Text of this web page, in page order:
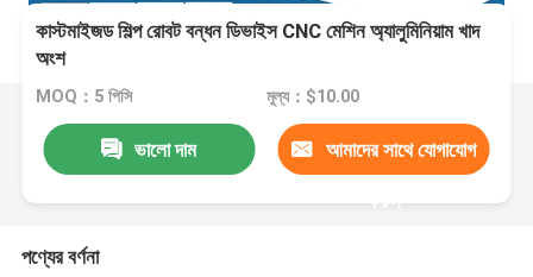
কাস্টমাইজড শিল্প রোবট বন্ধন ডিভাইস CNC মেশিন অ্যালুমিনিয়াম খাদ
অংশ
MOQ：5 পিসি মূল্য：$10.00
ভালো দাম আমাদের সাথে যোগাযোগ
করুন
পণ্যের বর্ণনা